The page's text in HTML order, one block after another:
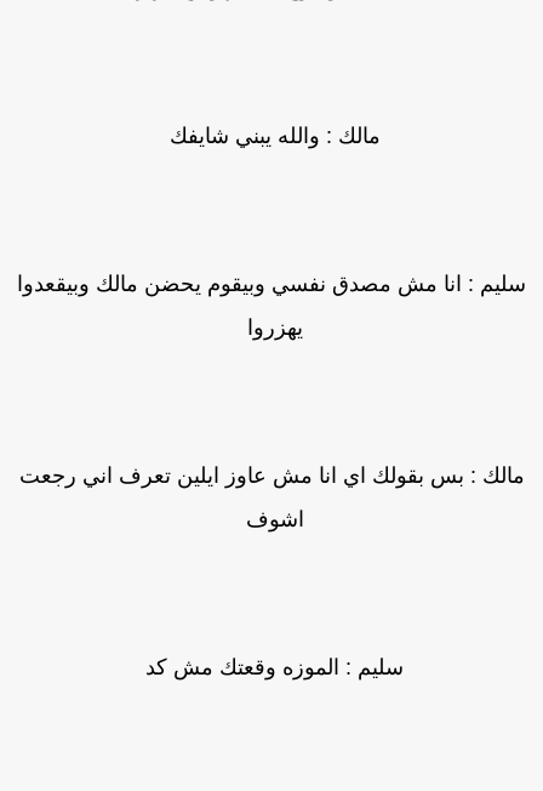
مالك : والله يبني شايفك
: انا مش مصدق نفسي وبيقوم يحضن مالك وبيقعدوا
يهزروا
: بس بقولك اي انا مش عاوز ايلين تعرف اني رجعت
اشوف
سليم : الموزه وقعتك مش كد